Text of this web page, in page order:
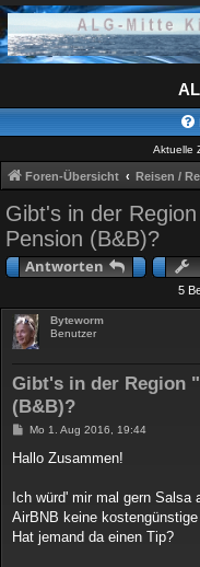
Aktuelle
Foren-Übersicht Reisen /
Gibt's in der
Pension (B&B)?
Antworten
5
Byteworm
Benutzer
Gibt's in der Region
(B&B)?
B
i
a
Mo 1. Aug 2016, 19:44
Hallo Zusammen!
Ich würd' mir mal gern Salsa
AirBNB keine
Hat jemand da einen Tip?